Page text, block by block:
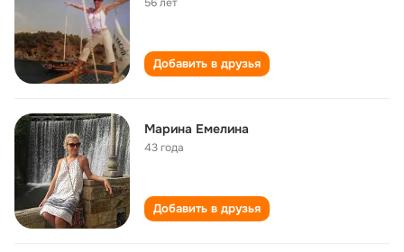
Добавить в друзья
Марина Емелина
43 года
Добавить в друзья